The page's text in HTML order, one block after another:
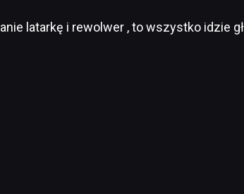
latarkę i rewolwer , to wszystko idzie